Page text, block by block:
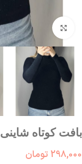
بزرگنمایی تصویر
بافت کوتاه شاینی
298,000 تومان